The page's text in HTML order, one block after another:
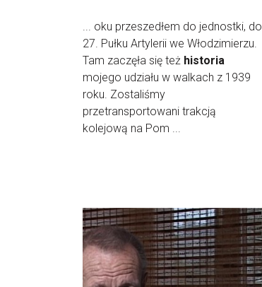
... oku przeszedłem do jednostki, do
27. Pułku Artylerii we Włodzimierzu.
Tam zaczęła się też historia
mojego udziału w walkach z 1939
roku. Zostaliśmy
przetransportowani trakcją
kolejową na Pom ...